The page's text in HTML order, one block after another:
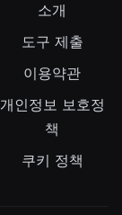
소개
도구 제출
이용약관
개인정보 보호정
책
쿠키 정책